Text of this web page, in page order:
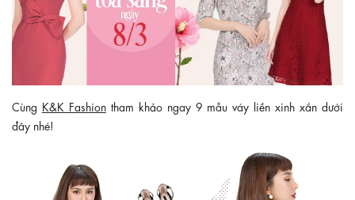
Cùng K&K Fashiontham khảo ngay 9 mẫu váy liền xinh xắn dưới
đây nhé!